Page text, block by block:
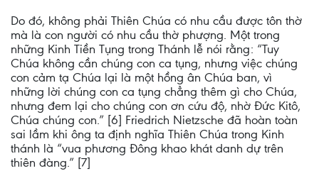
Do đó, không phải Thiên Chúa có nhu cầu được tôn thờ
mà là con người có nhu cầu thờ phượng. Một trong
những Kinh Tiền Tụng trong Thánh lễ nói rằng: “Tuy
Chúa không cần chúng con ca tụng, nhưng việc chúng
con cảm tạ Chúa lại là một hồng ân Chúa ban, vì
những lời chúng con ca tụng chẳng thêm gì cho Chúa,
nhưng đem lại cho chúng con ơn cứu độ, nhờ Ðức Kitô,
Chúa chúng con.” [6] Friedrich Nietzsche đã hoàn toàn
sai lầm khi ông ta định nghĩa Thiên Chúa trong Kinh
thánh là “vua phương Đông khao khát danh dự trên
thiên đàng.” [7]